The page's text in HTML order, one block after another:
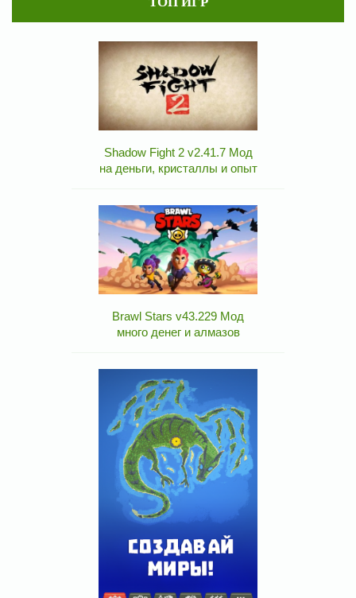
Shadow Fight 2 v2.41.7 Мод
на деньги, кристаллы и опыт
Brawl Stars v43.229 Мод
много денег и алмазов